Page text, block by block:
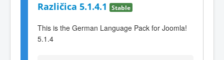
Različica 5.1.4.1 Stable
This is the German Language Pack for Joomla!
5.1.4